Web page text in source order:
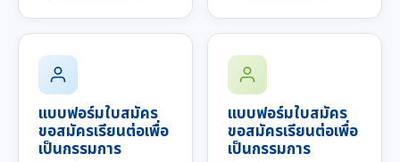
แบบฟอร์มใบสมัคร
ขอสมัครเรียนต่อเพื่อ
เป็นกรรมการ
แบบฟอร์มใบสมัคร
ขอสมัครเรียนต่อเพื่อ
เป็นกรรมการ